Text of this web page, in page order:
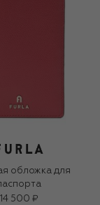
обложка для
14 500 ₽